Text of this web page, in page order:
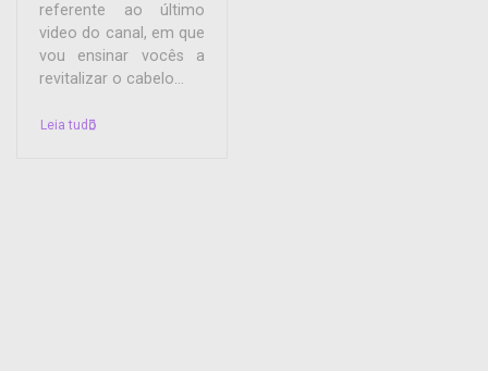
referente ao último
video do canal, em que
vou ensinar vocês a
revitalizar o cabelo...
Leia tudo